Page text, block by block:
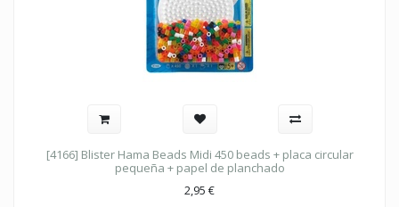
[4166] Blister Hama Beads Midi 450 beads + placa circular
pequeña + papel de planchado
2,95 €